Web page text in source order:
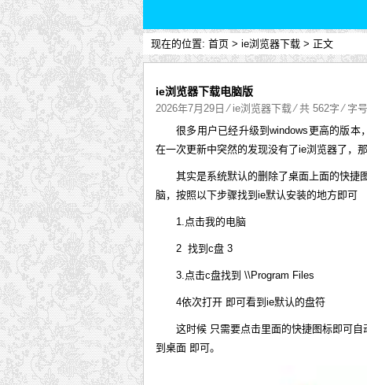
现在的位置: 首页 > ie浏览器下载 > 正文
ie浏览器下载电脑版
2026年7月29日 ⁄ ie浏览器下载⁄ 共 562字 ⁄ 字号
很多用户已经升级到windows更高的版本
在一次更新中突然的发现没有了ie浏览器了，
其实是系统默认的删除了桌面上面的快捷
脑，按照以下步骤找到ie默认安装的地方即可
1.点击我的电脑
2 找到c盘 3
3.点击c盘找到 \\Program Files
4依次打开 即可看到ie默认的盘符
这时候 只需要点击里面的快捷图标即可
到桌面 即可。